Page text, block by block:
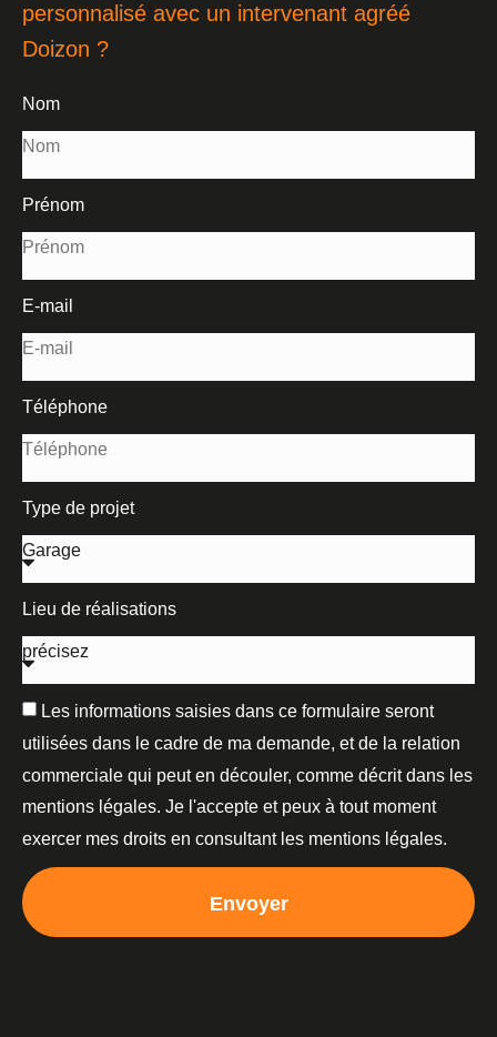
personnalisé avec un intervenant agréé
Doizon ?
Nom
Prénom
E-mail
Téléphone
Type de projet
Lieu de réalisations
Les informations saisies dans ce formulaire seront
utilisées dans le cadre de ma demande, et de la relation
commerciale qui peut en découler, comme décrit dans les
mentions légales. Je l'accepte et peux à tout moment
exercer mes droits en consultant les mentions légales.
Envoyer